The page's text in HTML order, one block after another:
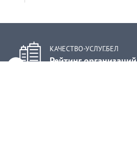
КАЧЕСТВО-УСЛУГ.БЕЛ
Рейтинг организаций